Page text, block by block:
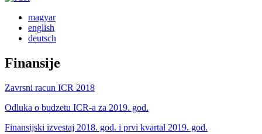
magyar
english
deutsch
Finansije
Zavrsni racun ICR 2018
Odluka o budzetu ICR-a za 2019. god.
Finansijski izvestaj 2018. god. i prvi kvartal 2019. god.